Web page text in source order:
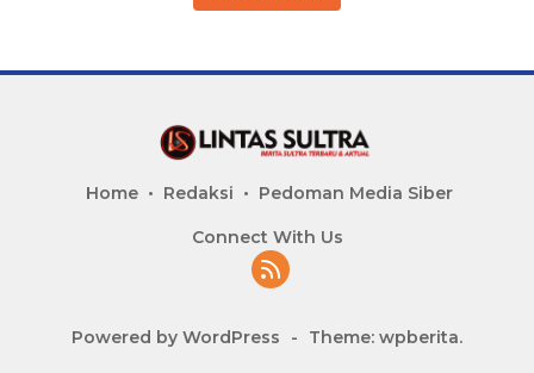
Home Redaksi Pedoman Media Siber
Connect With Us
Powered by WordPress - Theme: wpberita.